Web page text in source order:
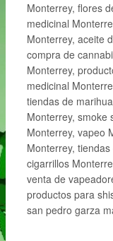
Monterrey, flores
medicinal
Monterrey, aceite
compra de
Monterrey,
medicinal
tiendas de
Monterrey, smoke
Monterrey, vapeo
Monterrey,
cigarrillos
venta de
productos para
san pedro garza